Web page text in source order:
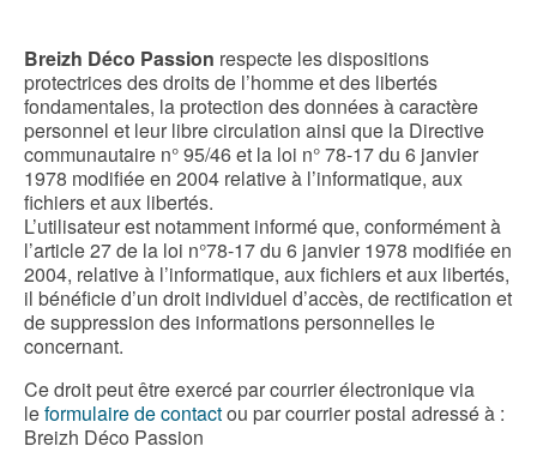
Breizh Déco Passion respecte les dispositions
protectrices des droits de l’homme et des libertés
fondamentales, la protection des données à caractère
personnel et leur libre circulation ainsi que la Directive
communautaire n° 95/46 et la loi n° 78-17 du 6 janvier
1978 modifiée en 2004 relative à l’informatique, aux
fichiers et aux libertés.
L’utilisateur est notamment informé que, conformément à
l’article 27 de la loi n°78-17 du 6 janvier 1978 modifiée en
2004, relative à l’informatique, aux fichiers et aux libertés,
il bénéficie d’un droit individuel d’accès, de rectification et
de suppression des informations personnelles le
concernant.
Ce droit peut être exercé par courrier électronique via
leformulaire de contactou par courrier postal adressé à :
Breizh Déco Passion